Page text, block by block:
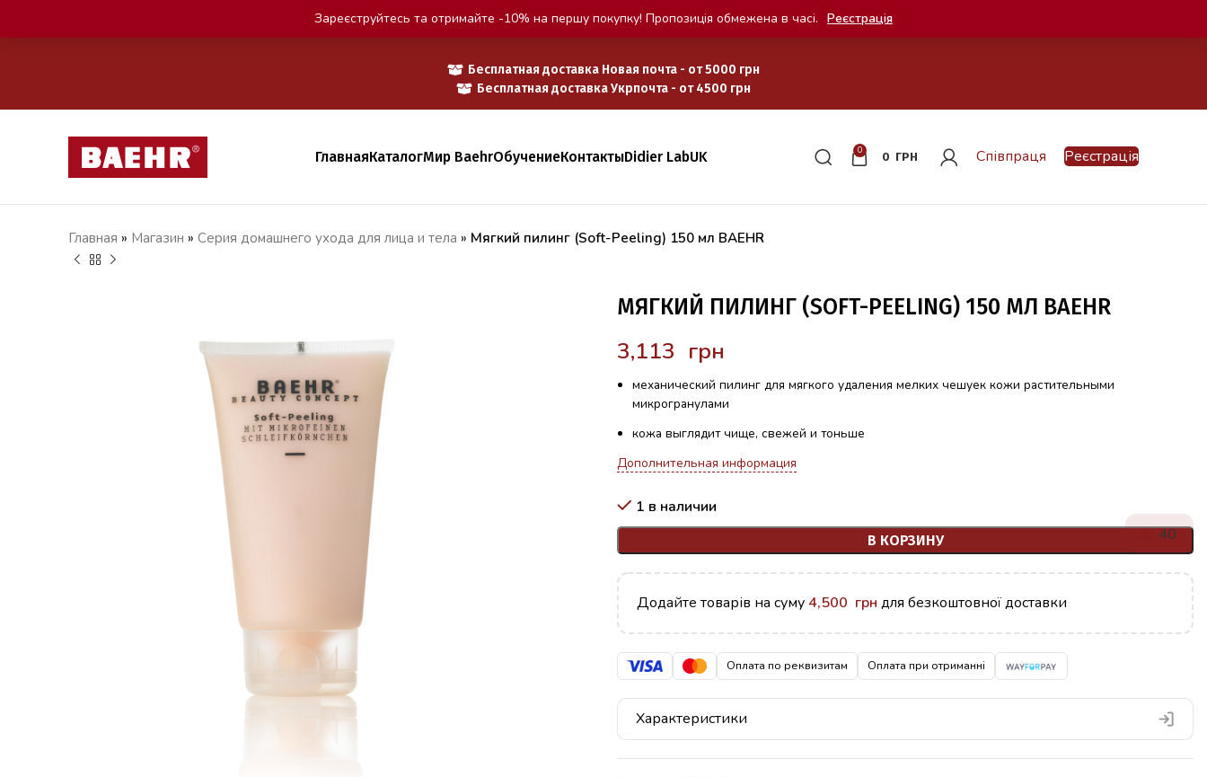
Бесплатная доставка Новая почта - от 5000 грн
Бесплатная доставка Укрпочта - от 4500 грн
ГлавнаяКаталогМир BaehrОбучениеКонтактыDidier LabUK 0
0 ГРН Співпраця Реєстрація
Главная » Магазин » Серия домашнего ухода для лица и тела » Мягкий пилинг (Soft-Peeling) 150 мл BAEHR
МЯГКИЙ ПИЛИНГ (SOFT-PEELING) 150 МЛ BAEHR
грн
механический пилинг для мягкого удаления мелких чешуек кожи растительными
микрогранулами
кожа выглядит чище, свежей и тоньше
Дополнительная информация
1 в наличии
В КОРЗИНУ 40
Додайте товарів на суму 4,500 грн для безкоштовної доставки
Оплата по реквизитам Оплата при отриманні
Характеристики
Зареєструйтесь та отримайте -10% на першу покупку! Пропозиція обмежена в часі. Реєстрація